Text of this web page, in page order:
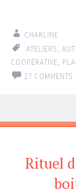
CHARLINE
ATELIERS,
COOPÉRATIVE,
27 COMMENTS
Rituel